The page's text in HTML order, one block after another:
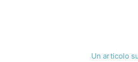
Un articolo